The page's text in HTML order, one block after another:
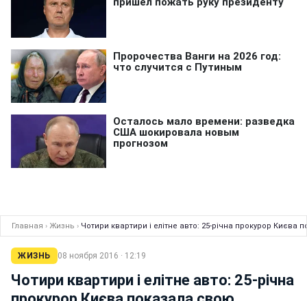
Главная › Жизнь › Чотири квартири і елітне авто: 25-річна прокурор
ЖИЗНЬ 08 ноября 2016 · 12:19
Чотири квартири і елітне авто: 25-річна